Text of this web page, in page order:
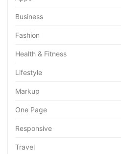
Business
Fashion
Health & Fitness
Lifestyle
Markup
One Page
Responsive
Travel